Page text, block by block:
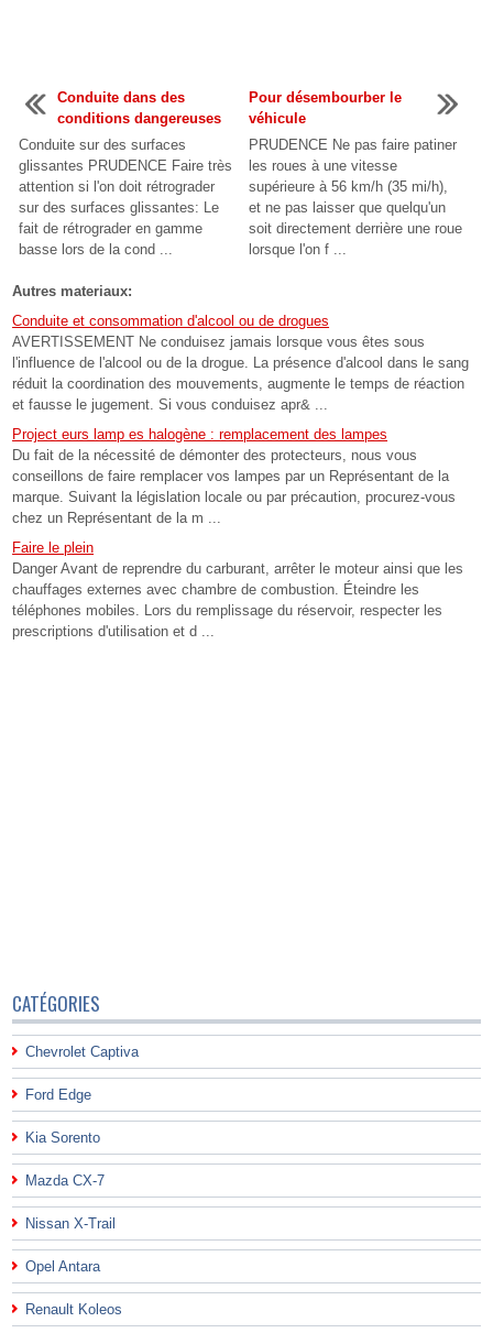
Conduite dans des
conditions dangereuses
Conduite sur des surfaces
glissantes PRUDENCE Faire très
attention si l'on doit rétrograder
sur des surfaces glissantes: Le
fait de rétrograder en gamme
basse lors de la cond ...
Pour désembourber le
véhicule
PRUDENCE Ne pas faire patiner
les roues à une vitesse
supérieure à 56 km/h (35 mi/h),
et ne pas laisser que quelqu'un
soit directement derrière une roue
lorsque l'on f ...
Autres materiaux:
Conduite et consommation d'alcool ou de drogues
AVERTISSEMENT Ne conduisez jamais lorsque vous êtes sous
l'influence de l'alcool ou de la drogue. La présence d'alcool dans le sang
réduit la coordination des mouvements, augmente le temps de réaction
et fausse le jugement. Si vous conduisez apr& ...
Project eurs lamp es halogène : remplacement des lampes
Du fait de la nécessité de démonter des protecteurs, nous vous
conseillons de faire remplacer vos lampes par un Représentant de la
marque. Suivant la législation locale ou par précaution, procurez-vous
chez un Représentant de la m ...
Faire le plein
Danger Avant de reprendre du carburant, arrêter le moteur ainsi que les
chauffages externes avec chambre de combustion. Éteindre les
téléphones mobiles. Lors du remplissage du réservoir, respecter les
prescriptions d'utilisation et d ...
CATÉGORIES
Chevrolet Captiva
Ford Edge
Kia Sorento
Mazda CX-7
Nissan X-Trail
Opel Antara
Renault Koleos